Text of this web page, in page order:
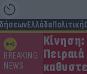
ΕλλάδαΠολιτική
BREAKING
NEWS